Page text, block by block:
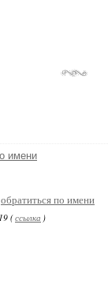
имени
обратиться по имени
(ссылка )